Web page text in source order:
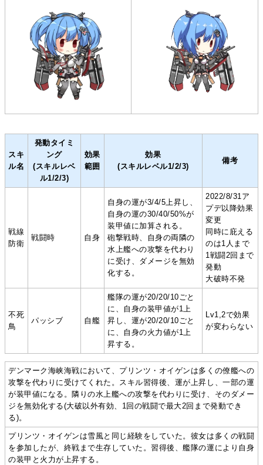
スキ
ル名
発動タイミ
ング
(スキルレベ
ル1/2/3)
効果
範囲
効果
(スキルレベル1/2/3)
備考
戦線
防衛
戦闘時 自身
自身の運が3/4/5上昇し、
自身の運の30/40/50%が
装甲値に加算される。
砲撃戦時、自身の両隣の
水上艦への攻撃を代わり
に受け、ダメージを無効
化する。
2022/8/31ア
プデ以降効果
変更
同時に庇える
のは1人まで
1戦闘2回まで
発動
大破時不発
不死
鳥
パッシブ 自艦
艦隊の運が20/20/10ごと
に、自身の装甲値が1上
昇し、運が20/20/10ごと
に、自身の火力値が1上
昇する。
Lv1,2で効果
が変わらない
デンマーク海峡海戦において、プリンツ・オイゲンは多くの僚艦への
攻撃を代わりに受けてくれた。スキル習得後、運が上昇し、一部の運
が装甲値になる。隣りの水上艦への攻撃を代わりに受け、そのダメー
ジを無効化する(大破以外有効、1回の戦闘で最大2回まで発動でき
る)。
プリンツ・オイゲンは雪風と同じ経験をしていた。彼女は多くの戦闘
を参加したが、終戦まで生存していた。習得後、艦隊の運により自身
の装甲と火力が上昇する。